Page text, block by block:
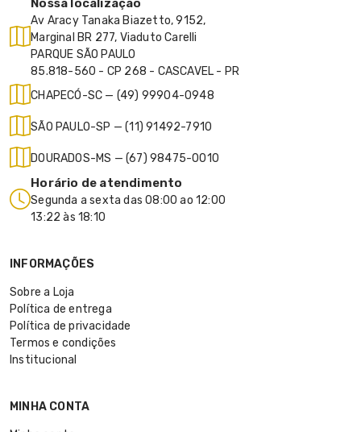
Nossa localização
Av Aracy Tanaka Biazetto, 9152,
Marginal BR 277, Viaduto Carelli
PARQUE SÃO PAULO
85.818-560 - CP 268 - CASCAVEL - PR
CHAPECÓ-SC — (49) 99904-0948
SÃO PAULO-SP — (11) 91492-7910
DOURADOS-MS — (67) 98475-0010
Horário de atendimento
Segunda a sexta das 08:00 ao 12:00
13:22 às 18:10
INFORMAÇÕES
Sobre a Loja
Política de entrega
Política de privacidade
Termos e condições
Institucional
MINHA CONTA